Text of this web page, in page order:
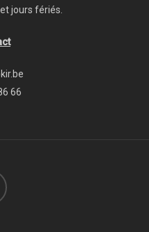
jours fériés.
66